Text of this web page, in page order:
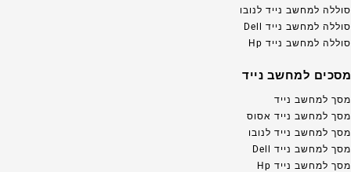
סוללה למחשב נייד לנובו
סוללה למחשב נייד Dell
סוללה למחשב נייד Hp
מסכים למחשב נייד
מסך למחשב נייד
מסך למחשב נייד אסוס
מסך למחשב נייד לנובו
מסך למחשב נייד Dell
מסך למחשב נייד Hp